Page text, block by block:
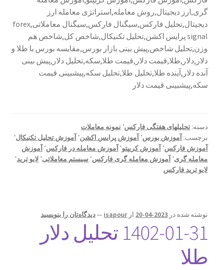
گری,ارز دیجیتال,روش معامله,استراتژی معامله ارز
دیجیتال,تحلیل فارکس,سیگنال فارکس,سیگنال معاملاتی,forex
signal پرایس اکشن,تحلیل تکنیکال,شاخص کل,شاخص هم
وزن,تحلیل شاخص,پیش بینی بازار بورس,مقایسه بورس با طلا و
دلار,دلار,طلا,قیمت دلار,قیمت طلا,سکه,تحلیل دلار,پیش بینی
آنده دلار,آینده طلا,تحلیل طلا,تحلیل سکه,پیشبینی قیمت
سکه,پیشبینی قیمت دلار
دسته: تحلیلهای هفتگی فارکس٬ نمونه معاملات
برچسب: آموزش بورس٬ آموزش پرایس اکشن٬ آموزش تحلیل تکنیکال٬
آموزش فارکس٬ آموزش کریپتو٬ آموزش معامله در فارکس٬ آموزش
معامله گری٬ آموزش معامله گری فارکس٬ سیستم معاملاتی٬ لایو ترید٬
لایو ترید فارکس
نوشته شده در 2023-04-20 ازisapour
—دیدگاه‌تان را بنویسید
1402-01-31 تحلیل دلار
طلا